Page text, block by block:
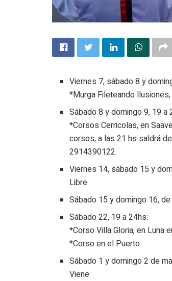
Viernes 7, sábado 8 y
*Murga Fileteando
Sábado 8 y domingo 9, 19 a
*Corsos Cerricolas, en
corsos, a las 21 hs saldrá
2914390122.
Viernes 14, sábado 15 y
Libre
Sábado 15 y domingo 16,
Sábado 22, 19 a 24hs:
*Corso Villa Gloria, en Luna
*Corso en el Puerto
Sábado 1 y domingo 2 de
Viene